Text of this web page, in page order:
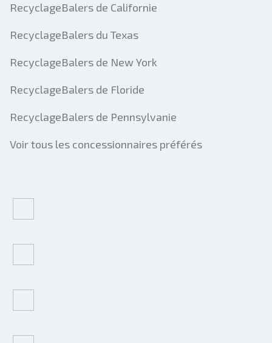
RecyclageBalers de Californie
RecyclageBalers du Texas
RecyclageBalers de New York
RecyclageBalers de Floride
RecyclageBalers de Pennsylvanie
Voir tous les concessionnaires préférés